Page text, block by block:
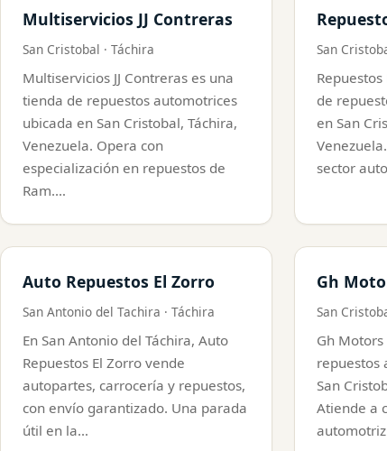
Multiservicios JJ Contreras
San Cristobal · Táchira
Multiservicios JJ Contreras es una
tienda de repuestos automotrices
ubicada en San Cristobal, Táchira,
Venezuela. Opera con
especialización en repuestos de
Ram.…
San
de
en San
sector
Auto Repuestos El Zorro
San Antonio del Tachira · Táchira
En San Antonio del Táchira, Auto
Repuestos El Zorro vende
autopartes, carrocería y repuestos,
con envío garantizado. Una parada
útil en la…
Gh
San
Gh
repuestos
San
Atiende a